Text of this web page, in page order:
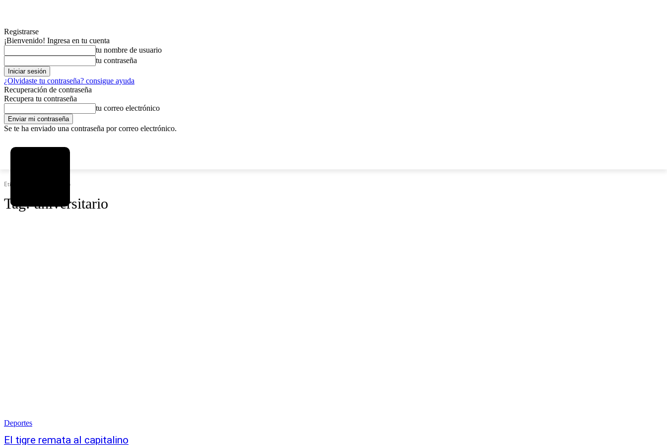
Registrarse
¡Bienvenido! Ingresa en tu cuenta
tu nombre de usuario
tu contraseña
¿Olvidaste tu contraseña? consigue ayuda
Recuperación de contraseña
Recupera tu contraseña
tu correo electrónico
Se te ha enviado una contraseña por correo electrónico.
Etiquetas Universitario
Tag:universitario
Deportes
El tigre remata al capitalino